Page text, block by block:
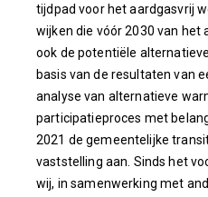
tijdpad voor het aardgasvrij
wijken die vóór 2030 van het
ook de potentiële
basis van de resultaten van
analyse van alternatieve
participatieproces met
2021 de gemeentelijke
vaststelling aan. Sinds het
wij, in samenwerking met